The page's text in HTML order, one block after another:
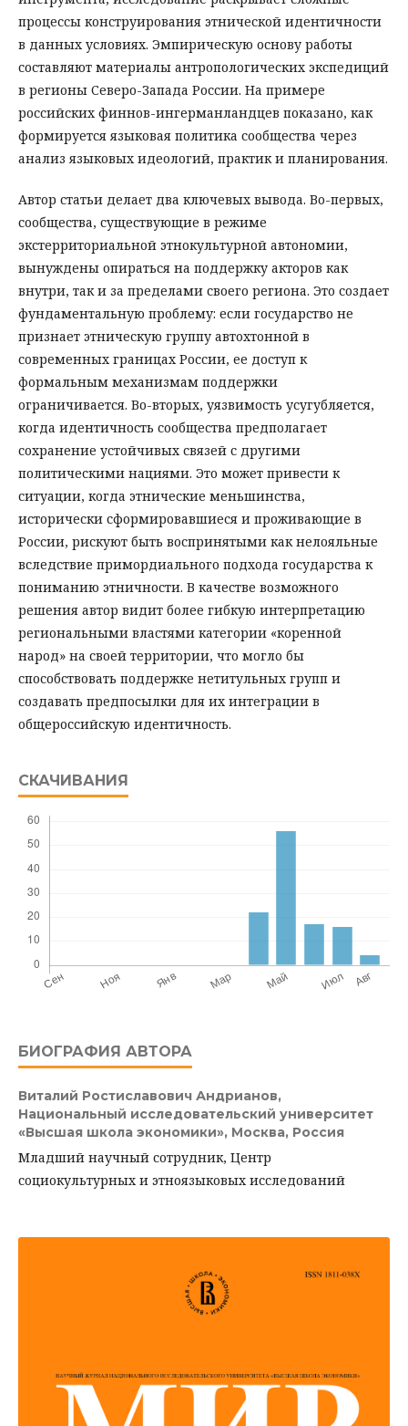
процессы конструирования этнической идентичности
в данных условиях. Эмпирическую основу работы
составляют материалы антропологических экспедиций
в регионы Северо-Запада России. На примере
российских финнов-ингерманландцев показано, как
формируется языковая политика сообщества через
анализ языковых идеологий, практик и планирования.
Автор статьи делает два ключевых вывода. Во-первых,
сообщества, существующие в режиме
экстерриториальной этнокультурной автономии,
вынуждены опираться на поддержку акторов как
внутри, так и за пределами своего региона. Это создает
фундаментальную проблему: если государство не
признает этническую группу автохтонной в
современных границах России, ее доступ к
формальным механизмам поддержки
ограничивается. Во-вторых, уязвимость усугубляется,
когда идентичность сообщества предполагает
сохранение устойчивых связей с другими
политическими нациями. Это может привести к
ситуации, когда этнические меньшинства,
исторически сформировавшиеся и проживающие в
России, рискуют быть воспринятыми как нелояльные
вследствие примордиального подхода государства к
пониманию этничности. В качестве возможного
решения автор видит более гибкую интерпретацию
региональными властями категории «коренной
народ» на своей территории, что могло бы
способствовать поддержке нетитульных групп и
создавать предпосылки для их интеграции в
общероссийскую идентичность.
СКАЧИВАНИЯ
БИОГРАФИЯ АВТОРА
Виталий Ростиславович Андрианов,
Национальный исследовательский университет
«Высшая школа экономики», Москва, Россия
Младший научный сотрудник, Центр
социокультурных и этноязыковых исследований